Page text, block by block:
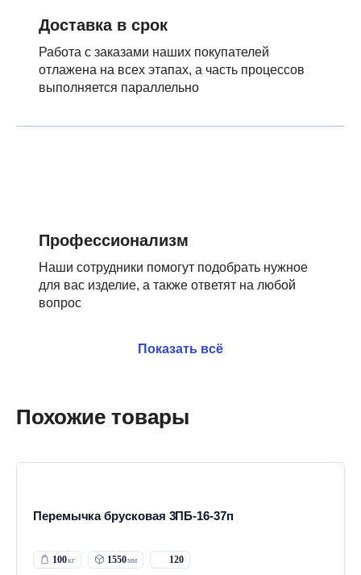
Доставка в срок
Работа с заказами наших покупателей
отлажена на всех этапах, а часть процессов
выполняется параллельно
Профессионализм
Наши сотрудники помогут подобрать нужное
для вас изделие, а также ответят на любой
вопрос
Показать всё
Похожие товары
Перемычка брусковая 3ПБ-16-37п
100 1550 120